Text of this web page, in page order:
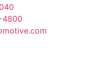
4800